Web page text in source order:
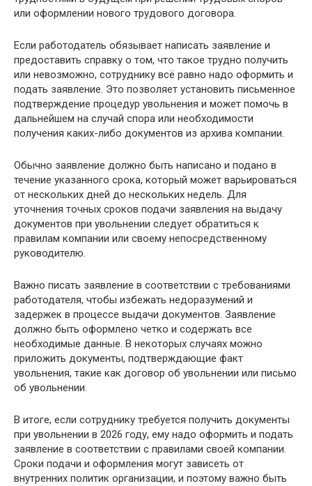
или оформлении нового трудового договора.
Если работодатель обязывает написать заявление и
предоставить справку о том, что такое трудно получить
или невозможно, сотруднику всё равно надо оформить и
подать заявление. Это позволяет установить письменное
подтверждение процедур увольнения и может помочь в
дальнейшем на случай спора или необходимости
получения каких-либо документов из архива компании.
Обычно заявление должно быть написано и подано в
течение указанного срока, который может варьироваться
от нескольких дней до нескольких недель. Для
уточнения точных сроков подачи заявления на выдачу
документов при увольнении следует обратиться к
правилам компании или своему непосредственному
руководителю.
Важно писать заявление в соответствии с требованиями
работодателя, чтобы избежать недоразумений и
задержек в процессе выдачи документов. Заявление
должно быть оформлено четко и содержать все
необходимые данные. В некоторых случаях можно
приложить документы, подтверждающие факт
увольнения, такие как договор об увольнении или письмо
об увольнении.
В итоге, если сотруднику требуется получить документы
при увольнении в 2026 году, ему надо оформить и подать
заявление в соответствии с правилами своей компании.
Сроки подачи и оформления могут зависеть от
внутренних политик организации, и поэтому важно быть